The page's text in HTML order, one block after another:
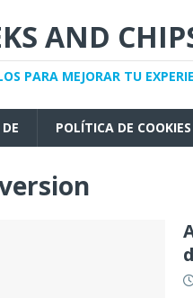
AND
PARA MEJORAR TU
POLÍTICA DE COOKIES